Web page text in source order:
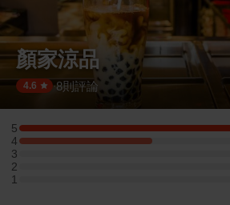
顏家涼品
4.6 ·8則評論
5
5 星：4 則評論
4
4 星：2 則評論
3
3 星：0 則評論
2
2 星：0 則評論
1
1 星：0 則評論